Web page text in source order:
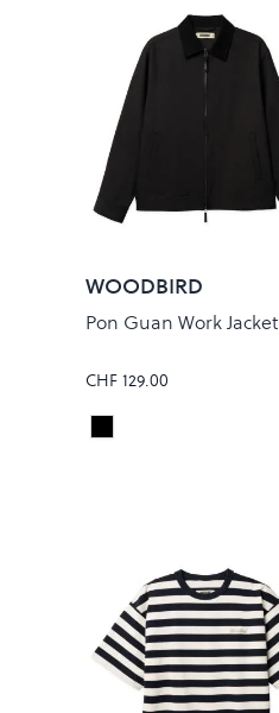
WOODBIRD
Pon Guan Work Jacket
CHF 129.00
Colour
Black